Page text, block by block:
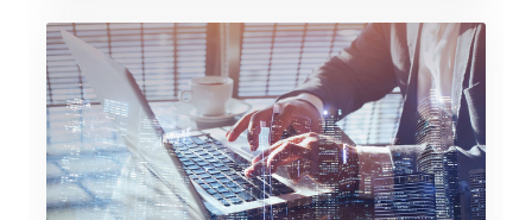
independência nacional.